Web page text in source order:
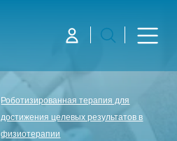
Роботизированная терапия для
достижения целевых результатов в
физиотерапии